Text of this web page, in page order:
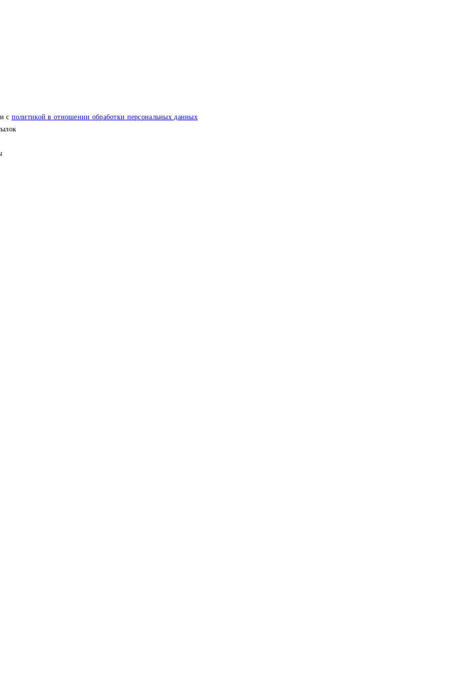
с политикой в отношении обработки персональных данных